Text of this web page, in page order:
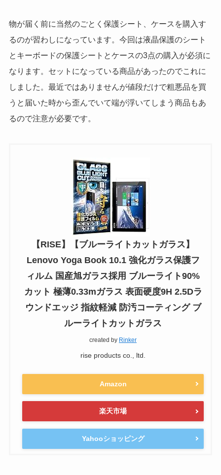
物が届く前に当然のごとく保護シート、ケースを購入す
るのが習わしになっています。今回は液晶保護のシート
とキーボードの保護シートとケースの3点の購入が必須に
なります。セットになっている商品があったのでこれに
しました。最近ではありませんが値段だけで粗悪品を買
うと届いた時から歪んでいて端が浮いてしまう商品もあ
るので注意が必要です。
【RISE】【ブルーライトカットガラス】
Lenovo Yoga Book 10.1 強化ガラス保護フ
ィルム 国産旭ガラス採用 ブルーライト90%
カット 極薄0.33mガラス 表面硬度9H 2.5Dラ
ウンドエッジ 指紋軽減 防汚コーティング ブ
ルーライトカットガラス
created by Rinker
rise products co., ltd.
Amazon
楽天市場
Yahooショッピング